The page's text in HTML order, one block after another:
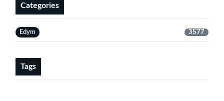
Categories
Edym 3577
Tags